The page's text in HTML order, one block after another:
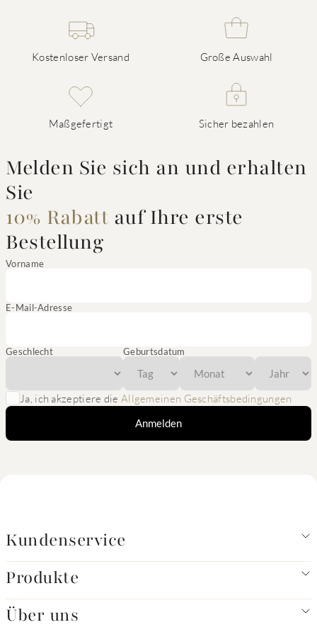
Kostenloser Versand Große Auswahl
Maßgefertigt Sicher bezahlen
Melden Sie sich an und erhalten
Sie
10% Rabatt auf Ihre erste
Bestellung
Vorname
E-Mail-Adresse
Geschlecht Geburtsdatum
Ja, ich akzeptiere die Allgemeinen Geschäftsbedingungen
Anmelden
Kundenservice
Produkte
Über uns